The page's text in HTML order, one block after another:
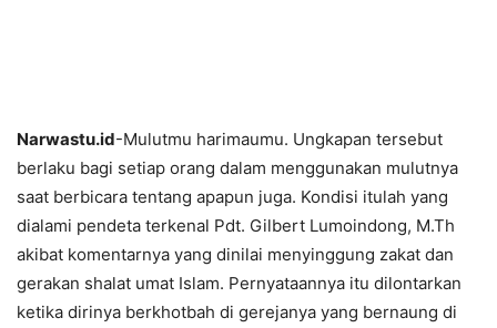
Narwastu.id-Mulutmu harimaumu. Ungkapan tersebut
berlaku bagi setiap orang dalam menggunakan mulutnya
saat berbicara tentang apapun juga. Kondisi itulah yang
dialami pendeta terkenal Pdt. Gilbert Lumoindong, M.Th
akibat komentarnya yang dinilai menyinggung zakat dan
gerakan shalat umat Islam. Pernyataannya itu dilontarkan
ketika dirinya berkhotbah di gerejanya yang bernaung di